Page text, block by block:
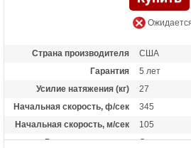
Страна производителя
США
Гарантия
5 лет
Усилие натяжения (кг)
27
Начальная скорость, ф/сек
345
Начальная скорость, м/сек
105
Рекомендуется для
Опытных